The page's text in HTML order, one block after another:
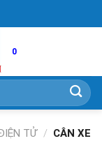
0
TỬ / CÂN XE